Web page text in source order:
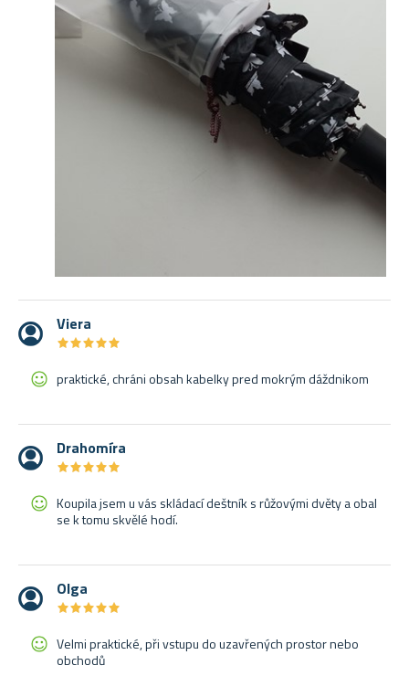
Viera
★★★★★
★★★★★
praktické, chráni obsah kabelky pred mokrým dáždnikom
Drahomíra
★★★★★
★★★★★
Koupila jsem u vás skládací deštník s růžovými dvěty a obal
se k tomu skvělé hodí.
Olga
★★★★★
★★★★★
Velmi praktické, při vstupu do uzavřených prostor nebo
obchodů